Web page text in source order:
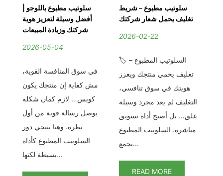
سلوتيب مطبوع باللوجو |
أفضل وسيلة لتعزيز هوية
شركتك وزيادة المبيعات
2026-05-04
في سوق المنافسة القوية،
مش كفاية إن منتجك يكون
كويس… لازم كمان شكله
يوصل رسالة قوية من أول
نظرة. وهنا بييجي دور
السلوتيب المطبوع كأداة
بسيطة لكنها...
سلوتيب مطبوع – شريط
تغليف يحمل شعار شركتك
2026-02-22
🏷️ السلوتيب المطبوع –
تغليف يحمي منتجك ويعزز
هويتك في سوق تنافسي،
التغليف لم يعد مجرد وسيلة
غلق… بل أصبح أداة تسويق
مباشرة. السلوتيب المطبوع
يجمع...
READ MORE